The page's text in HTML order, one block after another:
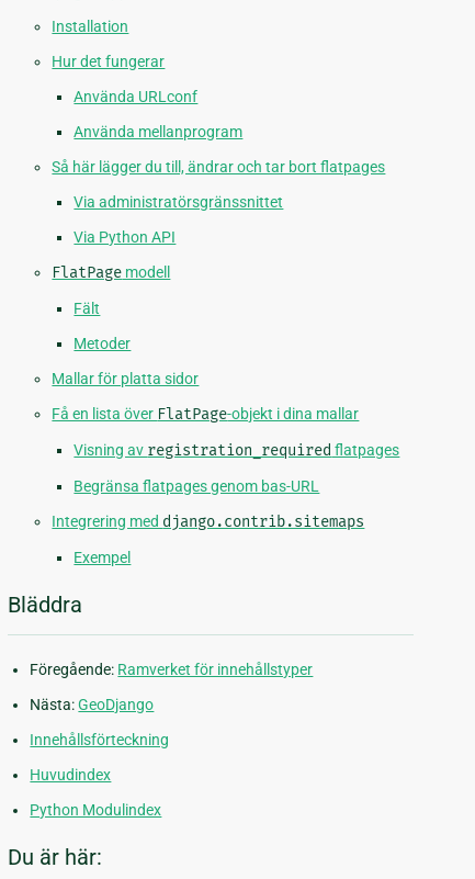
Installation
Hur det fungerar
Använda URLconf
Använda mellanprogram
Så här lägger du till, ändrar och tar bort flatpages
Via administratörsgränssnittet
Via Python API
FlatPage modell
Fält
Metoder
Mallar för platta sidor
Få en lista över FlatPage-objekt i dina mallar
Visning av registration_required flatpages
Begränsa flatpages genom bas-URL
Integrering med django.contrib.sitemaps
Exempel
Bläddra
Föregående: Ramverket för innehållstyper
Nästa:GeoDjango
Innehållsförteckning
Huvudindex
Python Modulindex
Du är här: